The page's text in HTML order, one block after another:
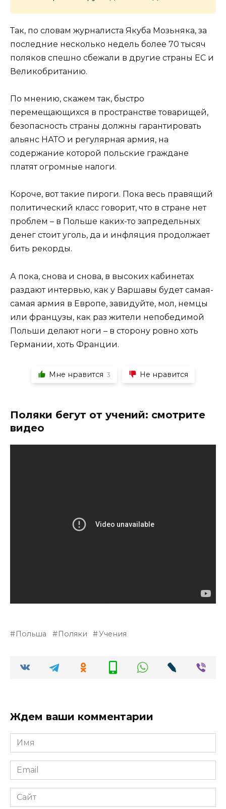
Так, по словам журналиста Якуба Мозьняка, за
последние несколько недель более 70 тысяч
поляков спешно сбежали в другие страны ЕС и
Великобританию.
По мнению, скажем так, быстро
перемещающихся в пространстве товарищей,
безопасность страны должны гарантировать
альянс НАТО и регулярная армия, на
содержание которой польские граждане
платят огромные налоги.
Короче, вот такие пироги. Пока весь правящий
политический класс говорит, что в стране нет
проблем – в Польше каких-то запредельных
денег стоит уголь, да и инфляция продолжает
бить рекорды.
А пока, снова и снова, в высоких кабинетах
раздают интервью, как у Варшавы будет самая-
самая армия в Европе, завидуйте, мол, немцы
или французы, как раз жители непобедимой
Польши делают ноги – в сторону ровно хоть
Германии, хоть Франции.
Мне нравится 3 Не нравится
Поляки бегут от учений: смотрите
видео
Польша Поляки Учения
Ждем ваши комментарии
Имя
*
Email
*
Сайт